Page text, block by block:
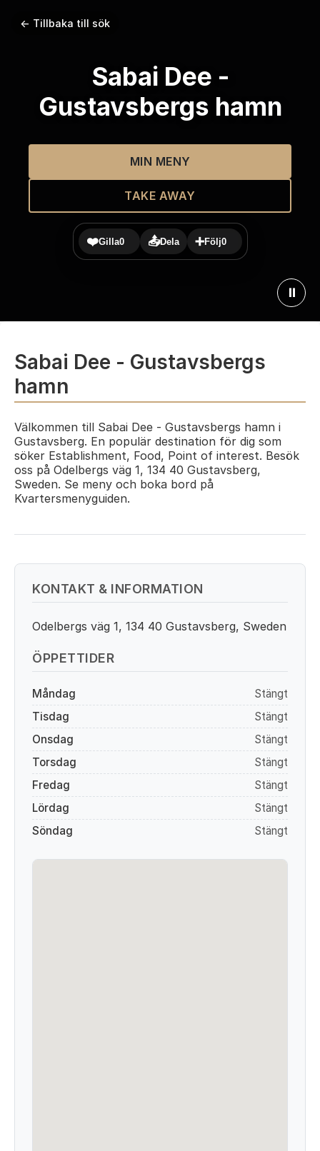
← Tillbaka till sök
Sabai Dee -
Gustavsbergs hamn
MIN MENY
TAKE AWAY
❤️Gilla0 📤Dela ➕Följ0
⏸
Sabai Dee - Gustavsbergs
hamn
Välkommen till Sabai Dee - Gustavsbergs hamn i
Gustavsberg. En populär destination för dig som
söker Establishment, Food, Point of interest. Besök
oss på Odelbergs väg 1, 134 40 Gustavsberg,
Sweden. Se meny och boka bord på
Kvartersmenyguiden.
KONTAKT & INFORMATION
Odelbergs väg 1, 134 40 Gustavsberg, Sweden
ÖPPETTIDER
Måndag
Stängt
Tisdag
Stängt
Onsdag
Stängt
Torsdag
Stängt
Fredag
Stängt
Lördag
Stängt
Söndag
Stängt